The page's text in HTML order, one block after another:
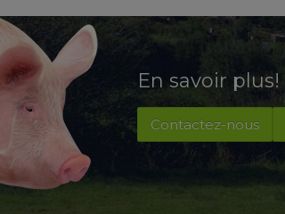
En savoir plus!
Contactez-nous